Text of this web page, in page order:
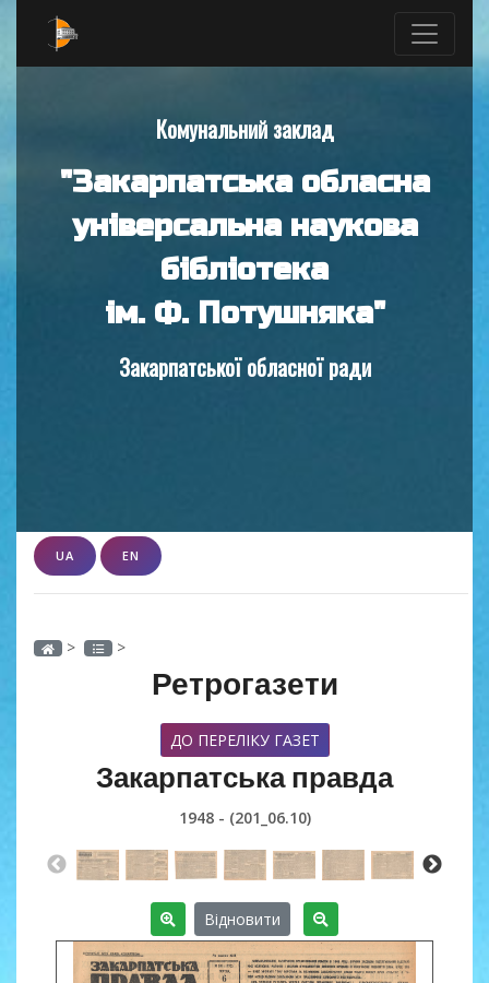
Комунальний заклад
"Закарпатська обласна
універсальна наукова
бібліотека
ім. Ф. Потушняка"
Закарпатської обласної ради
UA EN
> >
Ретрогазети
ДО ПЕРЕЛІКУ ГАЗЕТ
Закарпатська правда
1948 - (201_06.10)
Відновити